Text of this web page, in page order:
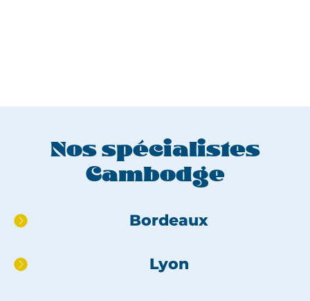
Nos spécialistes
Cambodge
Aller
pied
Bordeaux
Lyon